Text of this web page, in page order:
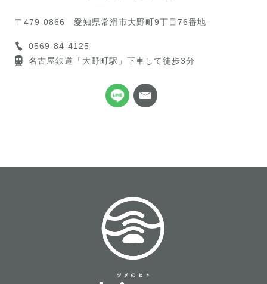
〒479-0866 愛知県常滑市大野町9丁目76番地
0569-84-4125
名古屋鉄道「大野町駅」下車して徒歩3分